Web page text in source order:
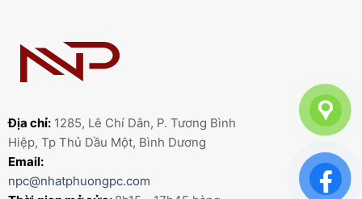
Địa chỉ: 1285, Lê Chí Dân, P. Tương Bình
Hiệp, Tp Thủ Dầu Một, Bình Dương
Email:
npc@nhatphuongpc.com